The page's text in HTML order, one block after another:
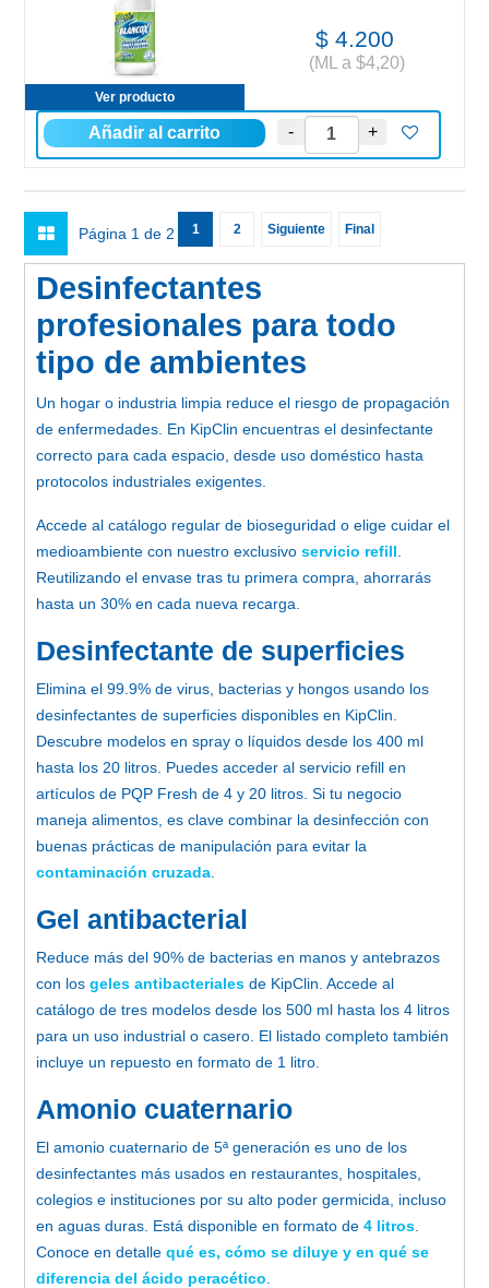
Ver producto
$ 4.200
(ML a $4,20)
Página 1 de 2 1 2 Siguiente Final
Desinfectantes
profesionales para todo
tipo de ambientes
Un hogar o industria limpia reduce el riesgo de propagación
de enfermedades. En KipClin encuentras el desinfectante
correcto para cada espacio, desde uso doméstico hasta
protocolos industriales exigentes.
Accede al catálogo regular de bioseguridad o elige cuidar el
medioambiente con nuestro exclusivo servicio refill
Reutilizando el envase tras tu primera compra, ahorrarás
hasta un 30% en cada nueva recarga.
Desinfectante de superficies
Elimina el 99.9% de virus, bacterias y hongos usando los
desinfectantes de superficies disponibles en KipClin.
Descubre modelos en spray o líquidos desde los 400 ml
hasta los 20 litros. Puedes acceder al servicio refill en
artículos de PQP Fresh de 4 y 20 litros. Si tu negocio
maneja alimentos, es clave combinar la desinfección con
buenas prácticas de manipulación para evitar la
contaminación cruzada
Gel antibacterial
Reduce más del 90% de bacterias en manos y antebrazos
con los geles antibacteriales de KipClin. Accede al
catálogo de tres modelos desde los 500 ml hasta los 4 litros
para un uso industrial o casero. El listado completo también
incluye un repuesto en formato de 1 litro.
Amonio cuaternario
El amonio cuaternario de 5ª generación es uno de los
desinfectantes más usados en restaurantes, hospitales,
colegios e instituciones por su alto poder germicida, incluso
en aguas duras. Está disponible en formato de 4 litros
Conoce en detalle qué es, cómo se diluye y en qué se
diferencia del ácido peracético